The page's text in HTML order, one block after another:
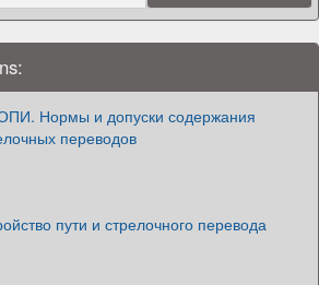
Нормы и допуски содержания
переводов
пути и стрелочного перевода